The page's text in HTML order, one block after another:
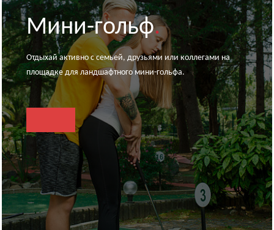
Мини-гольф.
Отдыхай активно с семьей, друзьями или коллегами на
площадке для ландшафтного мини-гольфа.